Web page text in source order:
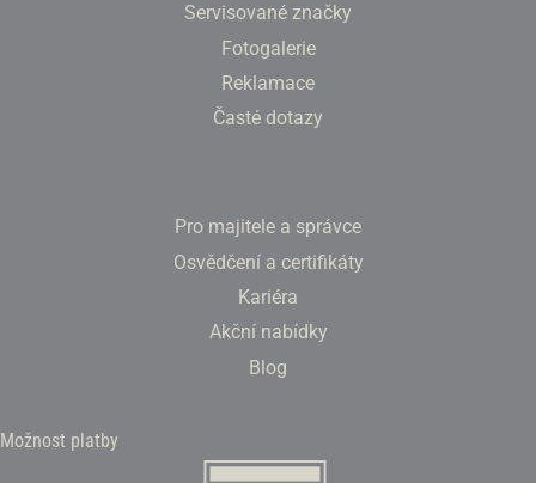
Servisované značky
Fotogalerie
Reklamace
Časté dotazy
Pro majitele a správce
Osvědčení a certifikáty
Kariéra
Akční nabídky
Blog
Možnost platby